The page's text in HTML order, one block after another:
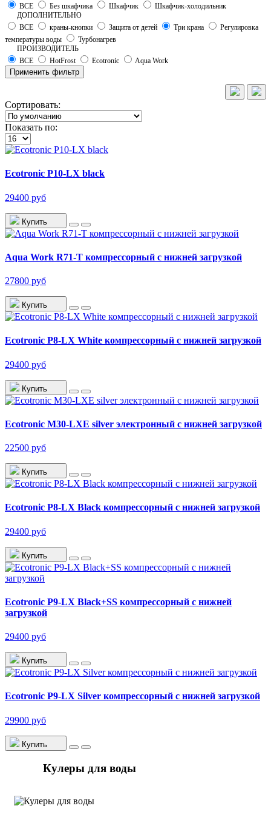
ВСЕ
Без шкафчика Шкафчик
Шкафчик-холодильник
ДОПОЛНИТЕЛЬНО
ВСЕ
краны-кнопки Защита от детей Три крана
Регулировка
температуры воды
Турбонагрев
ПРОИЗВОДИТЕЛЬ
ВСЕ
HotFrost Ecotronic Aqua Work
Применить фильтр
Сортировать:
Показать по:
Ecotronic P10-LX black
29400 руб
Купить
Aqua Work R71-T компрессорный с нижней загрузкой
27800 руб
Купить
Ecotronic P8-LX White компрессорный с нижней загрузкой
29400 руб
Купить
Ecotronic M30-LXE silver электронный с нижней загрузкой
22500 руб
Купить
Ecotronic P8-LX Black компрессорный с нижней загрузкой
29400 руб
Купить
Ecotronic P9-LX Black+SS компрессорный с нижней
загрузкой
29400 руб
Купить
Ecotronic P9-LX Silver компрессорный с нижней загрузкой
29900 руб
Купить
Кулеры для воды